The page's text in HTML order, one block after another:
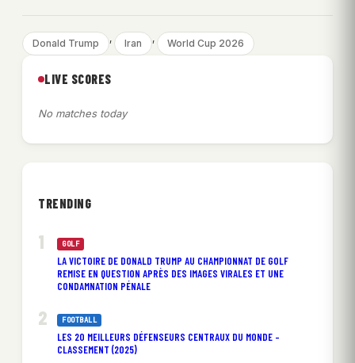
Donald Trump , Iran , World Cup 2026
LIVE SCORES
No matches today
TRENDING
GOLF
LA VICTOIRE DE DONALD TRUMP AU CHAMPIONNAT DE GOLF
REMISE EN QUESTION APRÈS DES IMAGES VIRALES ET UNE
CONDAMNATION PÉNALE
FOOTBALL
LES 20 MEILLEURS DÉFENSEURS CENTRAUX DU MONDE –
CLASSEMENT (2025)